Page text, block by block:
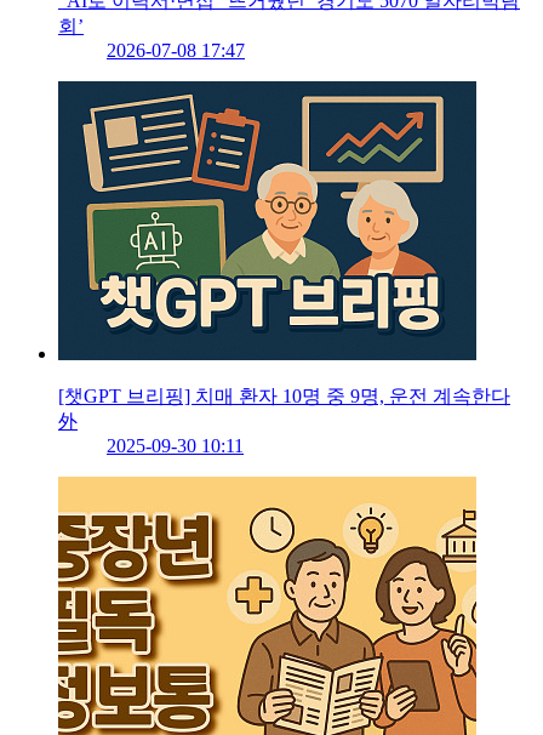
회’
2026-07-08 17:47
[챗GPT 브리핑] 치매 환자 10명 중 9명, 운전 계속한다
外
2025-09-30 10:11